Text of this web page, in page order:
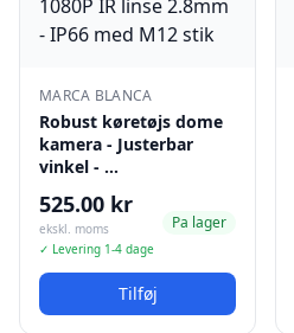
MARCA BLANCA
Robust køretøjs dome
kamera - Justerbar
vinkel - …
525.00 kr
ekskl. moms
✓ Levering 1-4 dage
Pa lager
Tilføj